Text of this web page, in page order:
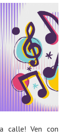
calle! Ven con